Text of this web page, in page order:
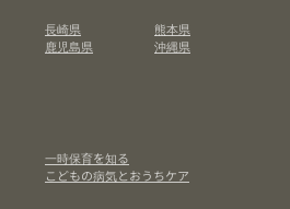
長崎県
熊本県
鹿児島県 沖縄県
一時保育を知る
こどもの病気とおうちケア